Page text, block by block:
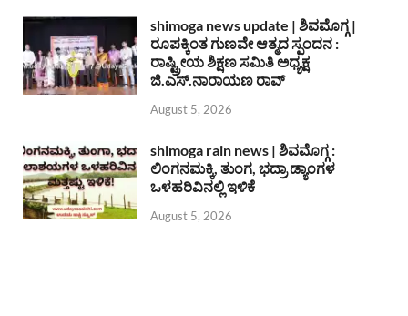
shimoga news update | ಶಿವಮೊಗ್ಗ |
ರೂಪಕ್ಕಿಂತ ಗುಣವೇ ಆತ್ಮದ ಸ್ಪಂದನ :
ರಾಷ್ಟ್ರೀಯ ಶಿಕ್ಷಣ ಸಮಿತಿ ಅಧ್ಯಕ್ಷ
ಜಿ.ಎಸ್.ನಾರಾಯಣ ರಾವ್
August 5, 2026
shimoga rain news | ಶಿವಮೊಗ್ಗ :
ಲಿಂಗನಮಕ್ಕಿ, ತುಂಗ, ಭದ್ರಾ ಡ್ಯಾಂಗಳ
ಒಳಹರಿವಿನಲ್ಲಿ ಇಳಿಕೆ
August 5, 2026